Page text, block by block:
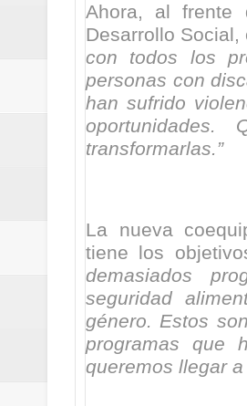
Ahora, al frente
Desarrollo
con todos los
personas con
han sufrido
oportunidades.
transformarlas.”
La nueva
tiene los
demasiados
seguridad
género. Estos
programas que
queremos llegar